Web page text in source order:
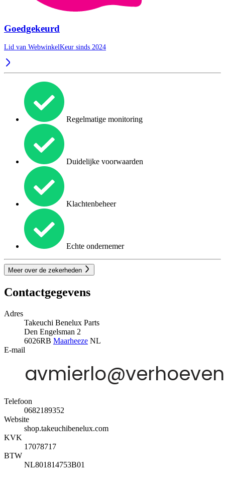
Goedgekeurd
Lid van WebwinkelKeur sinds 2024
Regelmatige monitoring
Duidelijke voorwaarden
Klachtenbeheer
Echte ondernemer
Meer over de zekerheden
Contactgegevens
Adres
Takeuchi Benelux Parts
Den Engelsman 2
6026RB Maarheeze NL
E-mail
Telefoon
0682189352
Website
shop.takeuchibenelux.com
KVK
17078717
BTW
NL801814753B01